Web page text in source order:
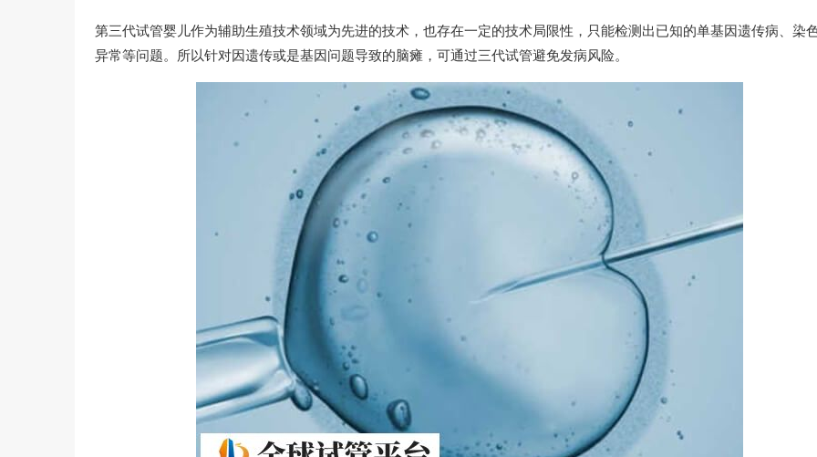
第三代试管婴儿作为辅助生殖技术领域为先进的技术，也存在一定的技术局限性，只能检测出已知的单基因遗传病、染
异常等问题。所以针对因遗传或是基因问题导致的脑瘫，可通过三代试管避免发病风险。